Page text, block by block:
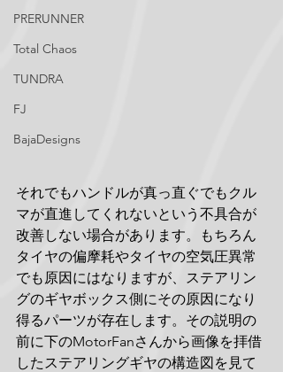
PRERUNNER
Total Chaos
TUNDRA
FJ
BajaDesigns
それでもハンドルが真っ直ぐでもクル
マが直進してくれないという不具合が
改善しない場合があります。もちろん
タイヤの偏摩耗やタイヤの空気圧異常
でも原因にはなりますが、ステアリン
グのギヤボックス側にその原因になり
得るパーツが存在します。その説明の
前に下のMotorFanさんから画像を拝借
したステアリングギヤの構造図を見て